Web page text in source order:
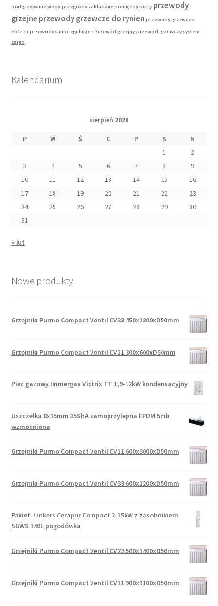
podgrzewanie wody przegrody zakładane pomiędzy burty przewody
grzejne przewody grzewcze do rynien przewody grzewcze
Elektra przewody samoregulujące Przewód grzejny przewód grzewczy system
cargo
Kalendarium
sierpień 2026
P W Ś C P S
N
1
2
3
4 5 6 7 8
9
10
11 12 13 14 15
16
17
18 19 20 21 22
23
24
25 26 27 28 29
30
31
« lut
Nowe produkty
Grzejniki Purmo Compact Ventil CV33 450x1800xD50mm
Grzejniki Purmo Compact Ventil CV11 300x600xD50mm
Piec gazowy Immergas Victrix TT 1,9-12kW kondensacyjny
Uszczelka 8x15mm 35ShA samoprzylepna EPDM 5mb
wzmocniona
Grzejniki Purmo Compact Ventil CV11 600x3000xD50mm
Grzejniki Purmo Compact Ventil CV33 600x1200xD50mm
Pakiet Junkers Cerapur Compact 2-15kW z zasobnikiem
SGWS 140L pogodówka
Grzejniki Purmo Compact Ventil CV22 500x1400xD50mm
Grzejniki Purmo Compact Ventil CV11 900x1100xD50mm